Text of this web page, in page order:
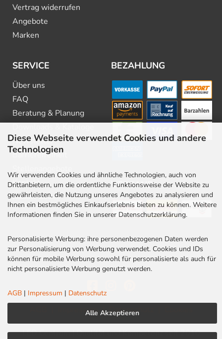
Diese Webseite verwendet Cookies und andere
Technologien
Wir verwenden Cookies und ähnliche Technologien, auch von
Drittanbietern, um die ordentliche Funktionsweise der Website zu
gewährleisten, die Nutzung unseres Angebotes zu analysieren und
Ihnen ein bestmögliches Einkaufserlebnis bieten zu können. Weitere
Informationen finden Sie in unserer Datenschutzerklärung.
Personalisierte Werbung: ihre personenbezogenen Daten werden
zur Personalisierung von Werbung verwendet. Cookies und IDs
können für mobile Werbung sowohl für personalisierte als auch für
nicht personalisierte Werbung genutzt werden.
AGB | Impressum | Datenschutz
Alle Akzeptieren
Vertrag widerrufen
Angebote
Marken
SERVICE
Über uns
FAQ
Beratung & Planung
Newsletter
Barrierefreiheit
Kontakt
Rabatt Codes
BEZAHLUNG
VERSAND
Impressum | Datenschutz
LED Centrum | Qualität und Kompetenz seit 2010